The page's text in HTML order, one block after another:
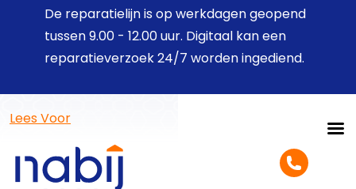
De reparatielijn is op werkdagen geopend
tussen 9.00 - 12.00 uur. Digitaal kan een
reparatieverzoek 24/7 worden ingediend.
Lees Voor